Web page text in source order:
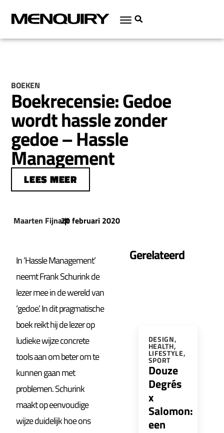
BOEKEN
Boekrecensie: Gedoe
wordt hassle zonder
gedoe – Hassle
Management
LEES MEER
Maarten Fijnaut
|
20 februari 2020
In ‘Hassle Management’
neemt Frank Schurink de
lezer mee in de wereld van
‘gedoe’. In dit pragmatische
boek reikt hij de lezer op
ludieke wijze concrete
tools aan om beter om te
kunnen gaan met
problemen. Schurink
maakt op eenvoudige
wijze duidelijk hoe ons
Gerelateerd
DESIGN,
HEALTH,
LIFESTYLE,
SPORT
Douze
Degrés
x
Salomon:
een